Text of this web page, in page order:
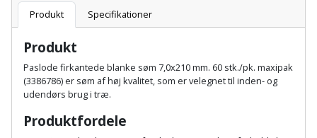
Hardieplank
brædder
Hemsestige
Isolering
Komposit
Glasskærer
Hæftepistol
og
Bore-
skruemaskine
Borehammer
Boremaskinetilbehør
tilbehør
Pælebor
Plæneklipper
Plæneklipper
tilbehør
Damprengøring
Dørmåtte
Dørrist
Produkt Specifikationer
Produkt
Paslode firkantede blanke søm 7,0x210 mm. 60 stk./pk. maxipak
(3386786) er søm af høj kvalitet, som er velegnet til inden- og
udendørs brug i træ.
Produktfordele